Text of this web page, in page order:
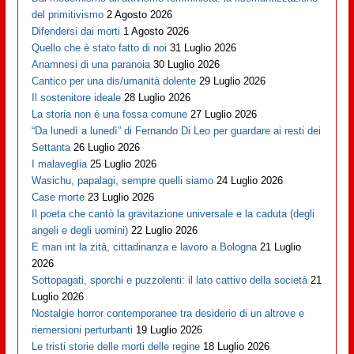
del primitivismo 2 Agosto 2026
Difendersi dai morti 1 Agosto 2026
Quello che è stato fatto di noi 31 Luglio 2026
Anamnesi di una paranoia 30 Luglio 2026
Cantico per una dis/umanità dolente 29 Luglio 2026
Il sostenitore ideale 28 Luglio 2026
La storia non è una fossa comune 27 Luglio 2026
“Da lunedì a lunedì” di Fernando Di Leo per guardare ai resti dei
Settanta 26 Luglio 2026
I malaveglia 25 Luglio 2026
Wasichu, papalagi, sempre quelli siamo 24 Luglio 2026
Case morte 23 Luglio 2026
Il poeta che cantò la gravitazione universale e la caduta (degli
angeli e degli uomini) 22 Luglio 2026
E man int la zità, cittadinanza e lavoro a Bologna 21 Luglio
2026
Sottopagati, sporchi e puzzolenti: il lato cattivo della società 21
Luglio 2026
Nostalgie horror contemporanee tra desiderio di un altrove e
riemersioni perturbanti 19 Luglio 2026
Le tristi storie delle morti delle regine 18 Luglio 2026